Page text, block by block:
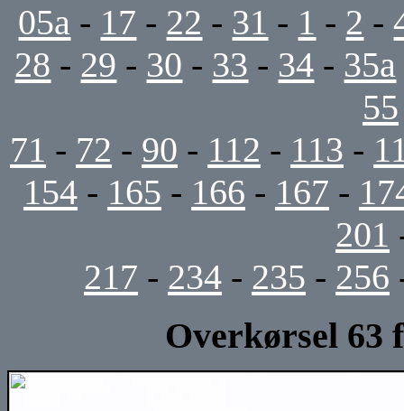
05a - 17 - 22 - 31 - 1 - 2 -
28 - 29 - 30 - 33 - 34 - 35a
55
71 - 72 - 90 - 112 - 113 -
154 - 165 - 166 - 167 -
201
217 - 234 - 235 - 256
Overkørsel 63